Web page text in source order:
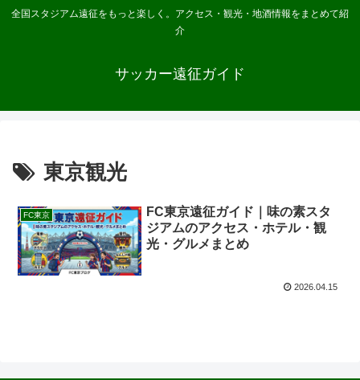
全国スタジアム遠征をもっと楽しく。アクセス・観光・地酒情報をまとめて紹
介
サッカー遠征ガイド
東京観光
FC東京
FC東京遠征ガイド｜味の素スタ
ジアムのアクセス・ホテル・観
光・グルメまとめ
2026.04.15